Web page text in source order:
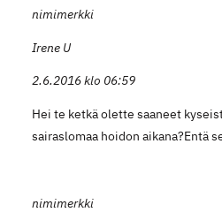
nimimerkki
Irene U
2.6.2016 klo 06:59
Hei te ketkä olette saaneet
sairaslomaa hoidon aikana?Entä
nimimerkki